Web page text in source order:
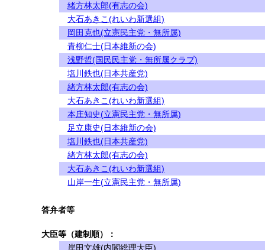
緒方林太郎(有志の会)
大石あきこ(れいわ新選組)
岡田克也(立憲民主党・無所属)
青柳仁士(日本維新の会)
浅野哲(国民民主党・無所属クラブ)
塩川鉄也(日本共産党)
緒方林太郎(有志の会)
大石あきこ(れいわ新選組)
本庄知史(立憲民主党・無所属)
足立康史(日本維新の会)
塩川鉄也(日本共産党)
緒方林太郎(有志の会)
大石あきこ(れいわ新選組)
山岸一生(立憲民主党・無所属)
答弁者等
大臣等（建制順）：
岸田文雄(内閣総理大臣)